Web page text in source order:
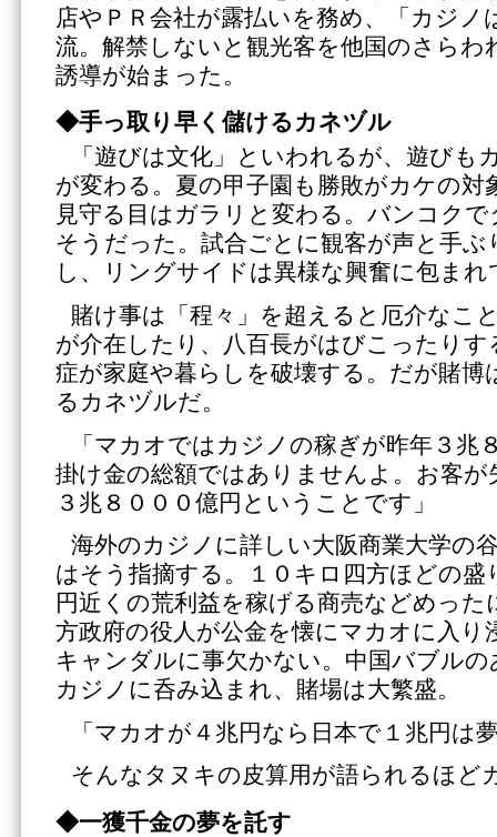
店やＰＲ会社が露払いを務め、「カジノ
流。解禁しないと観光客を他国のさらわ
誘導が始まった。
◆手っ取り早く儲けるカネヅル
「遊びは文化」といわれるが、遊びも
が変わる。夏の甲子園も勝敗がカケの対
見守る目はガラリと変わる。バンコク
そうだった。試合ごとに観客が声と手
し、リングサイドは異様な興奮に包まれ
賭け事は「程々」を超えると厄介なこ
が介在したり、八百長がはびこったり
症が家庭や暮らしを破壊する。だが賭博
るカネヅルだ。
「マカオではカジノの稼ぎが昨年３兆
掛け金の総額ではありませんよ。お客
３兆８０００億円ということです」
海外のカジノに詳しい大阪商業大学の
はそう指摘する。１０キロ四方ほどの盛
円近くの荒利益を稼げる商売などめった
方政府の役人が公金を懐にマカオに入り
キャンダルに事欠かない。中国バブル
カジノに呑み込まれ、賭場は大繁盛。
「マカオが４兆円なら日本で１兆円は
そんなタヌキの皮算用が語られるほど
◆一獲千金の夢を託す